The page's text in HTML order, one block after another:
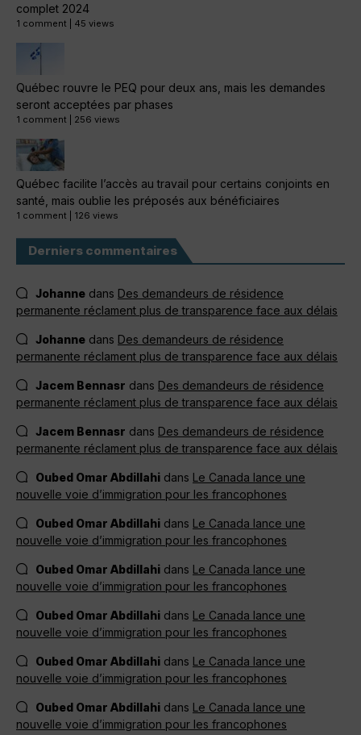
complet 2024
1 comment 45 views
Québec rouvre le PEQ pour deux ans, mais les demandes
seront acceptées par phases
1 comment 256 views
Québec facilite l’accès au travail pour certains conjoints en
santé, mais oublie les préposés aux bénéficiaires
1 comment 126 views
Derniers commentaires
Johanne dans Des demandeurs de résidence
permanente réclament plus de transparence face aux délais
Johanne dans Des demandeurs de résidence
permanente réclament plus de transparence face aux délais
Jacem Bennasr dans Des demandeurs de résidence
permanente réclament plus de transparence face aux délais
Jacem Bennasr dans Des demandeurs de résidence
permanente réclament plus de transparence face aux délais
Oubed Omar Abdillahi dans Le Canada lance une
nouvelle voie d’immigration pour les francophones
Oubed Omar Abdillahi dans Le Canada lance une
nouvelle voie d’immigration pour les francophones
Oubed Omar Abdillahi dans Le Canada lance une
nouvelle voie d’immigration pour les francophones
Oubed Omar Abdillahi dans Le Canada lance une
nouvelle voie d’immigration pour les francophones
Oubed Omar Abdillahi dans Le Canada lance une
nouvelle voie d’immigration pour les francophones
Oubed Omar Abdillahi dans Le Canada lance une
nouvelle voie d’immigration pour les francophones